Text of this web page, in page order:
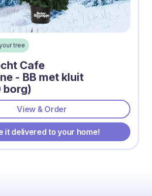
tree
Cafe
- BB met kluit
borg)
View & Order
it delivered to your home!